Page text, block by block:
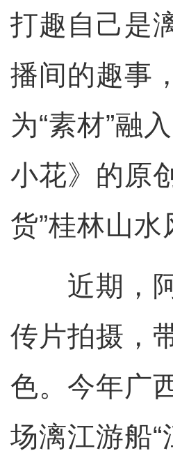
打趣自己是
播间的趣事
为“素材”融
小花》的原
货”桂林山水
近期，阿
传片拍摄，
色。今年广
场漓江游船